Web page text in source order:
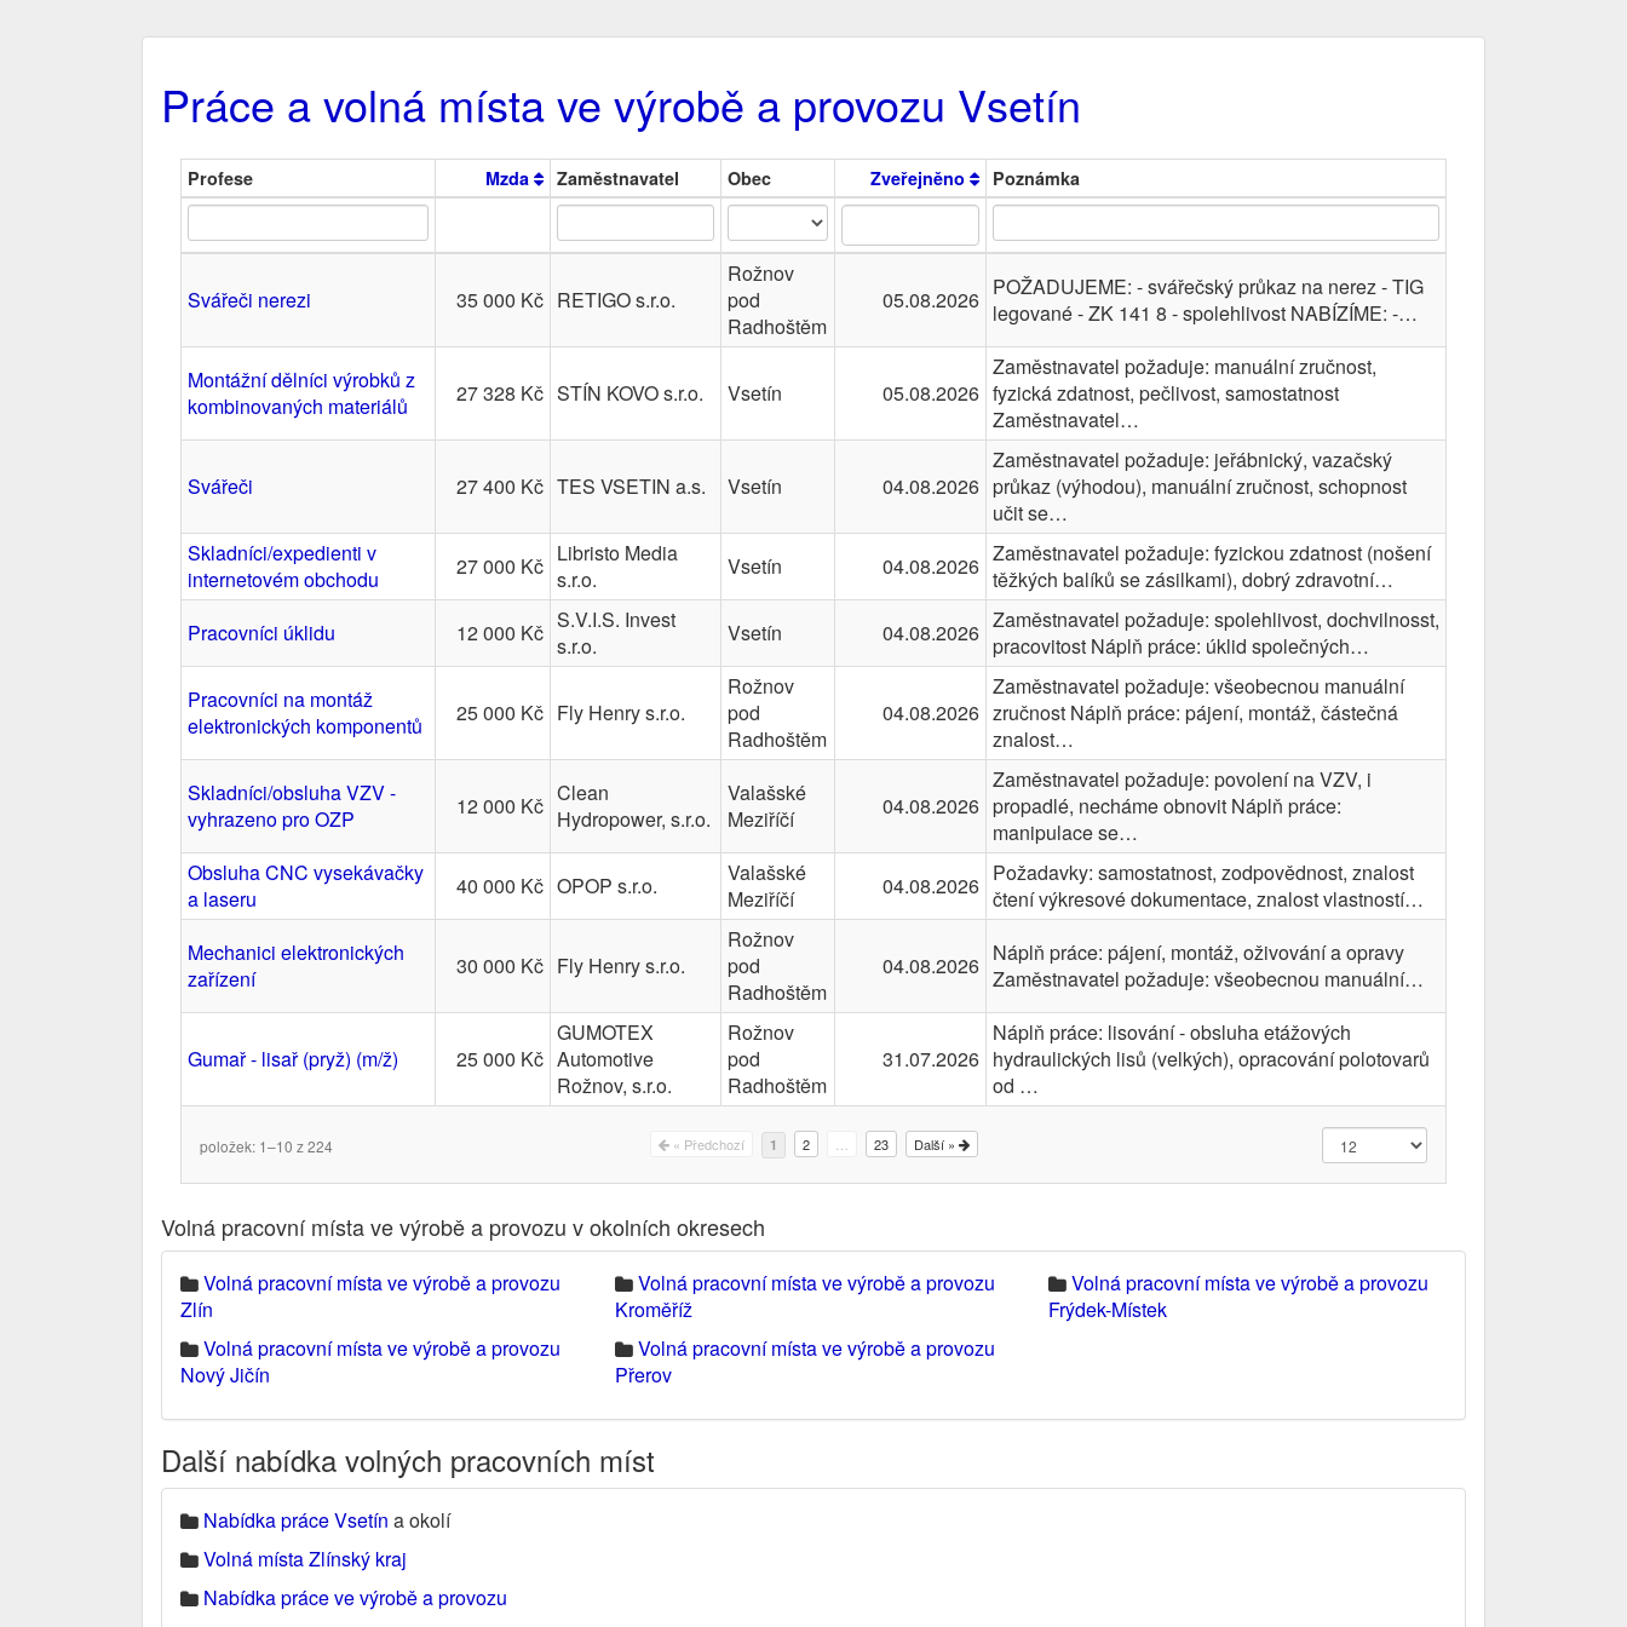
Práce a volná místa ve výrobě a provozu Vsetín
Profese Mzda Zaměstnavatel Obec Zveřejněno Poznámka
Svářeči nerezi 35 000 Kč RETIGO s.r.o.
Rožnov
pod
Radhoštěm
05.08.2026 POŽADUJEME: - svářečský průkaz na nerez - TIG
legované - ZK 141 8 - spolehlivost NABÍZÍME: -…
Montážní dělníci výrobků z
kombinovaných materiálů
27 328 Kč STÍN KOVO s.r.o. Vsetín 05.08.2026
Zaměstnavatel požaduje: manuální zručnost,
fyzická zdatnost, pečlivost, samostatnost
Zaměstnavatel…
Svářeči 27 400 Kč TES VSETIN a.s. Vsetín 04.08.2026
Zaměstnavatel požaduje: jeřábnický, vazačský
průkaz (výhodou), manuální zručnost, schopnost
učit se…
Skladníci/expedienti v
internetovém obchodu
27 000 Kč Libristo Media
s.r.o.
Vsetín 04.08.2026 Zaměstnavatel požaduje: fyzickou zdatnost (nošení
těžkých balíků se zásilkami), dobrý zdravotní…
Pracovníci úklidu
12 000 Kč S.V.I.S. Invest
s.r.o.
Vsetín 04.08.2026 Zaměstnavatel požaduje: spolehlivost, dochvilnosst,
pracovitost Náplň práce: úklid společných…
Pracovníci na montáž
elektronických komponentů
25 000 Kč Fly Henry s.r.o.
Rožnov
pod
Radhoštěm
04.08.2026
Zaměstnavatel požaduje: všeobecnou manuální
zručnost Náplň práce: pájení, montáž, částečná
znalost…
Skladníci/obsluha VZV -
vyhrazeno pro OZP
12 000 Kč Clean
Hydropower, s.r.o.
Valašské
Meziříčí
04.08.2026
Zaměstnavatel požaduje: povolení na VZV, i
propadlé, necháme obnovit Náplň práce:
manipulace se…
Obsluha CNC vysekávačky
a laseru
40 000 Kč OPOP s.r.o.
Valašské
Meziříčí
04.08.2026 Požadavky: samostatnost, zodpovědnost, znalost
čtení výkresové dokumentace, znalost vlastností…
Mechanici elektronických
zařízení
30 000 Kč Fly Henry s.r.o.
Rožnov
pod
Radhoštěm
04.08.2026 Náplň práce: pájení, montáž, oživování a opravy
Zaměstnavatel požaduje: všeobecnou manuální…
Gumař - lisař (pryž) (m/ž) 25 000 Kč
GUMOTEX
Automotive
Rožnov, s.r.o.
Rožnov
pod
Radhoštěm
31.07.2026
Náplň práce: lisování - obsluha etážových
hydraulických lisů (velkých), opracování polotovarů
od …
položek: 1–10 z 224 « Předchozí 1 2 23 Další »
Volná pracovní místa ve výrobě a provozu v okolních okresech
Volná pracovní místa ve výrobě a provozu
Zlín
Volná pracovní místa ve výrobě a provozu
Kroměříž
Volná pracovní místa ve výrobě a provozu
Frýdek-Místek
Volná pracovní místa ve výrobě a provozu
Nový Jičín
Volná pracovní místa ve výrobě a provozu
Přerov
Další nabídka volných pracovních míst
Nabídka práce Vsetín a okolí
Volná místa Zlínský kraj
Nabídka práce ve výrobě a provozu